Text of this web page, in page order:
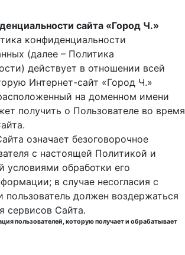
сайта «Город Ч.»
конфиденциальности
(далее – Политика
действует в отношении всей
Интернет-сайт «Город Ч.»
на доменном имени
получить о Пользователе во время
означает безоговорочное
с настоящей Политикой и
условиями обработки его
в случае несогласия с
пользователь должен воздержаться
сервисов Сайта.
пользователей, которую получает и обрабатывает